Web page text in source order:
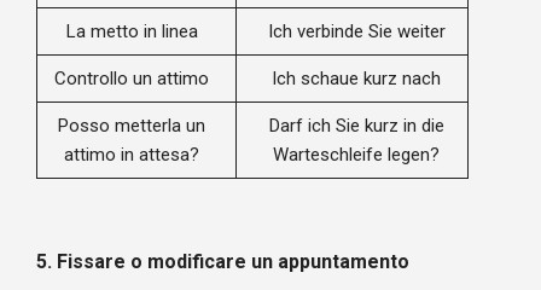
La metto in linea Ich verbinde Sie weiter
Controllo un attimo Ich schaue kurz nach
Posso metterla un
attimo in attesa?
Darf ich Sie kurz in die
Warteschleife legen?
5. Fissare o modificare un appuntamento